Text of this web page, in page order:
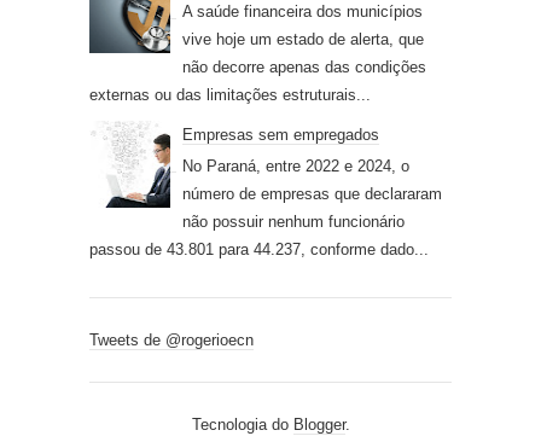
A saúde financeira dos municípios
vive hoje um estado de alerta, que
não decorre apenas das condições
externas ou das limitações estruturais...
Empresas sem empregados
No Paraná, entre 2022 e 2024, o
número de empresas que declararam
não possuir nenhum funcionário
passou de 43.801 para 44.237, conforme dado...
Tweets de @rogerioecn
Tecnologia do Blogger.